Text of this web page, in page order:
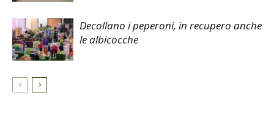
Decollano i peperoni, in recupero anche
le albicocche